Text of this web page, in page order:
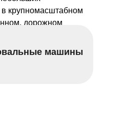
крупномасштабном
дорожном
машины